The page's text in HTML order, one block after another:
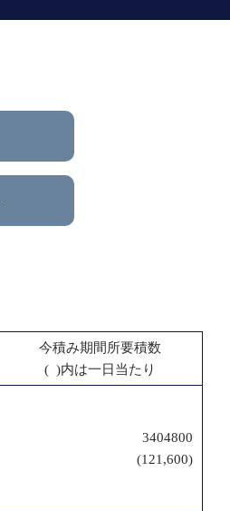
今積み期間所要積数
( )内は一日当たり
3404800
(121,600)